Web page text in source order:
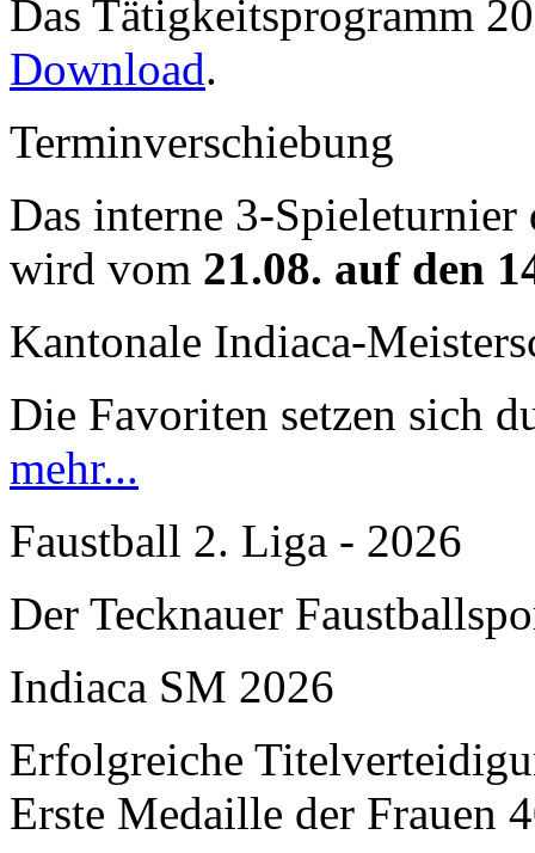
Das Tätigkeitsprogramm
Download.
Terminverschiebung
Das interne 3-Spieleturnier
wird vom 21.08. auf den
Kantonale Indiaca-
Die Favoriten setzen sich
mehr...
Faustball 2. Liga - 2026
Der Tecknauer
Indiaca SM 2026
Erfolgreiche
Erste Medaille der Frauen